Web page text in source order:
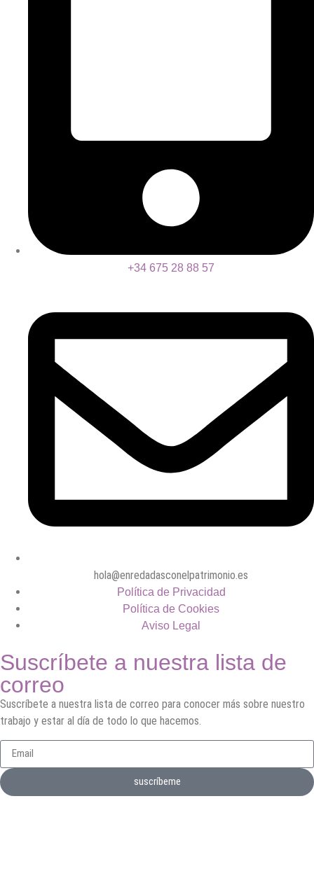
+34 675 28 88 57
hola@enredadasconelpatrimonio.es
Política de Privacidad
Política de Cookies
Aviso Legal
Suscríbete a nuestra lista de
correo
Suscríbete a nuestra lista de correo para conocer más sobre nuestro
trabajo y estar al día de todo lo que hacemos.
suscríbeme